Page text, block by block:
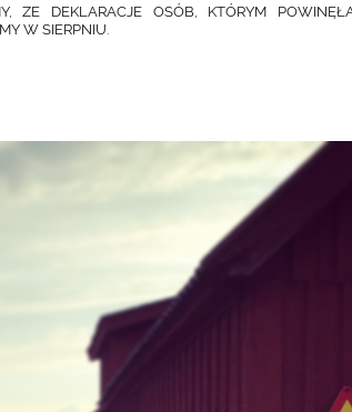
ZE DEKLARACJE OSÓB, KTÓRYM
W SIERPNIU.